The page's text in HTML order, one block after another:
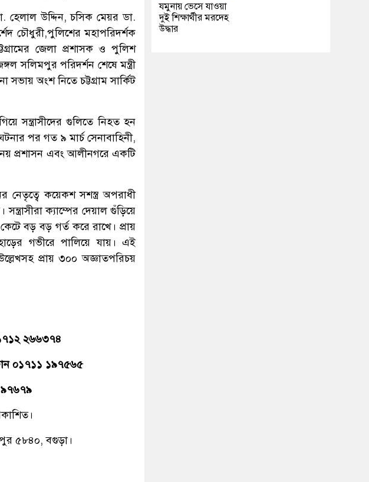
মো. হেলাল উদ্দিন, চসিক মেয়র ডা.
চৌধুরী,পুলিশের মহাপরিদর্শক
জেলা প্রশাসক ও পুলিশ
সলিমপুর পরিদর্শন শেষে মন্ত্রী
সভায় অংশ নিতে চট্টগ্রাম সার্কিট
সন্ত্রাসীদের গুলিতে নিহত হন
পর গত ৯ মার্চ সেনাবাহিনী,
প্রশাসন এবং আলীনগরে একটি
নেতৃত্বে কয়েকশ সশস্ত্র অপরাধী
ক্যাম্পের দেয়াল গুঁড়িয়ে
বড় বড় গর্ত করে রাখে। প্রায়
গভীরে পালিয়ে যায়। এই
প্রায় ৩০০ অজ্ঞাতপরিচয়
২৬৬৩৭৪
০১৭১১ ১৯৭৫৬৫
৫৮৪০, বগুড়া।
যমুনায় ভেসে যাওয়া
দুই শিক্ষার্থীর মরদেহ
উদ্ধার